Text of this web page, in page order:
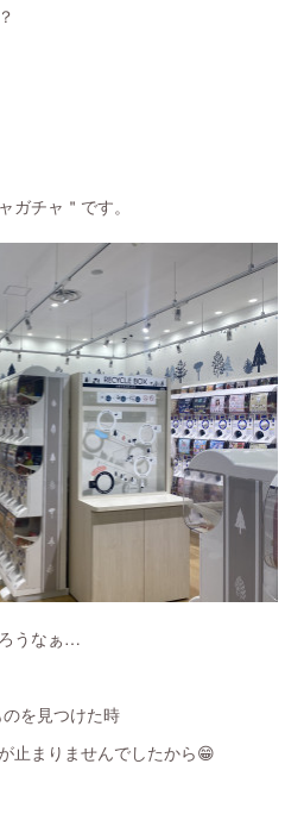
ガチャ＂です。
うなぁ…
のを見つけた時
止まりませんでしたから😁